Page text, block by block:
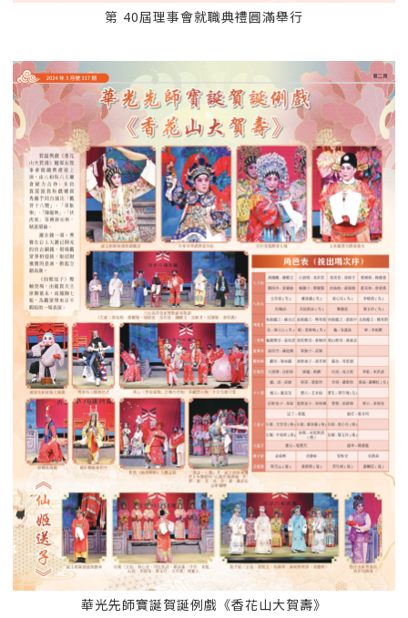
第 40屆理事會就職典禮圓滿舉行
華光先師寶誕賀誕例戲《香花山大賀壽》